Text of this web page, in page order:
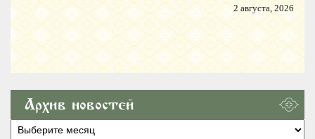
2 августа, 2026
Архив новостей
Архив